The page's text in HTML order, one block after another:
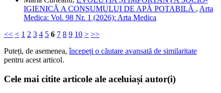
IGIENICĂ A CONSUMULUI DE APĂ POTABILĂ , Arta
Medica: Vol. 98 Nr. 1 (2026): Arta Medica
<< < 1 2 3 4 5 6 7 8 9 10 > >>
Puteți, de asemenea,începeți o căutare avansată de similaritate
pentru acest articol.
Cele mai citite articole ale aceluiași autor(i)